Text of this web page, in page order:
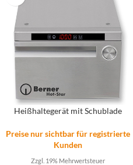
Heißhaltegerät mit Schublade
Preise nur sichtbar für registrierte
Kunden
Zzgl. 19% Mehrwertsteuer